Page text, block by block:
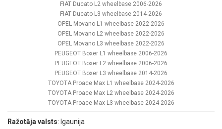
FIAT Ducato L2 wheelbase 2006-2026
FIAT Ducato L3 wheelbase 2014-2026
OPEL Movano L1 wheelbase 2022-2026
OPEL Movano L2 wheelbase 2022-2026
OPEL Movano L3 wheelbase 2022-2026
PEUGEOT Boxer L1 wheelbase 2006-2026
PEUGEOT Boxer L2 wheelbase 2006-2026
PEUGEOT Boxer L3 wheelbase 2014-2026
TOYOTA Proace Max L1 wheelbase 2024-2026
TOYOTA Proace Max L2 wheelbase 2024-2026
TOYOTA Proace Max L3 wheelbase 2024-2026
Ražotāja valsts: Igaunija